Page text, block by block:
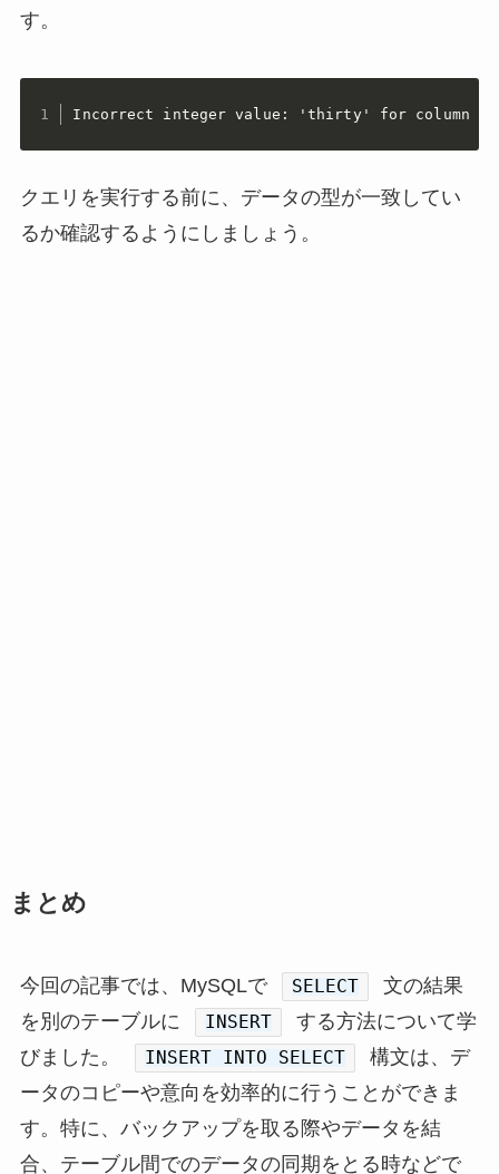
す。
Incorrect integer value: 'thirty' for column
クエリを実行する前に、 データの型が一致してい
るか確認するようにしましょう。
まとめ
今回の記事では、MySQLで SELECT
文の結果
を別のテーブルに
INSERT
する方法について学
びました。
INSERT INTO SELECT
構文は、デ
ータのコピーや意向を効率的に行うことができま
す。特に、バックアップを取る際やデータを結
合、テーブル間でのデータの同期をとる時などで